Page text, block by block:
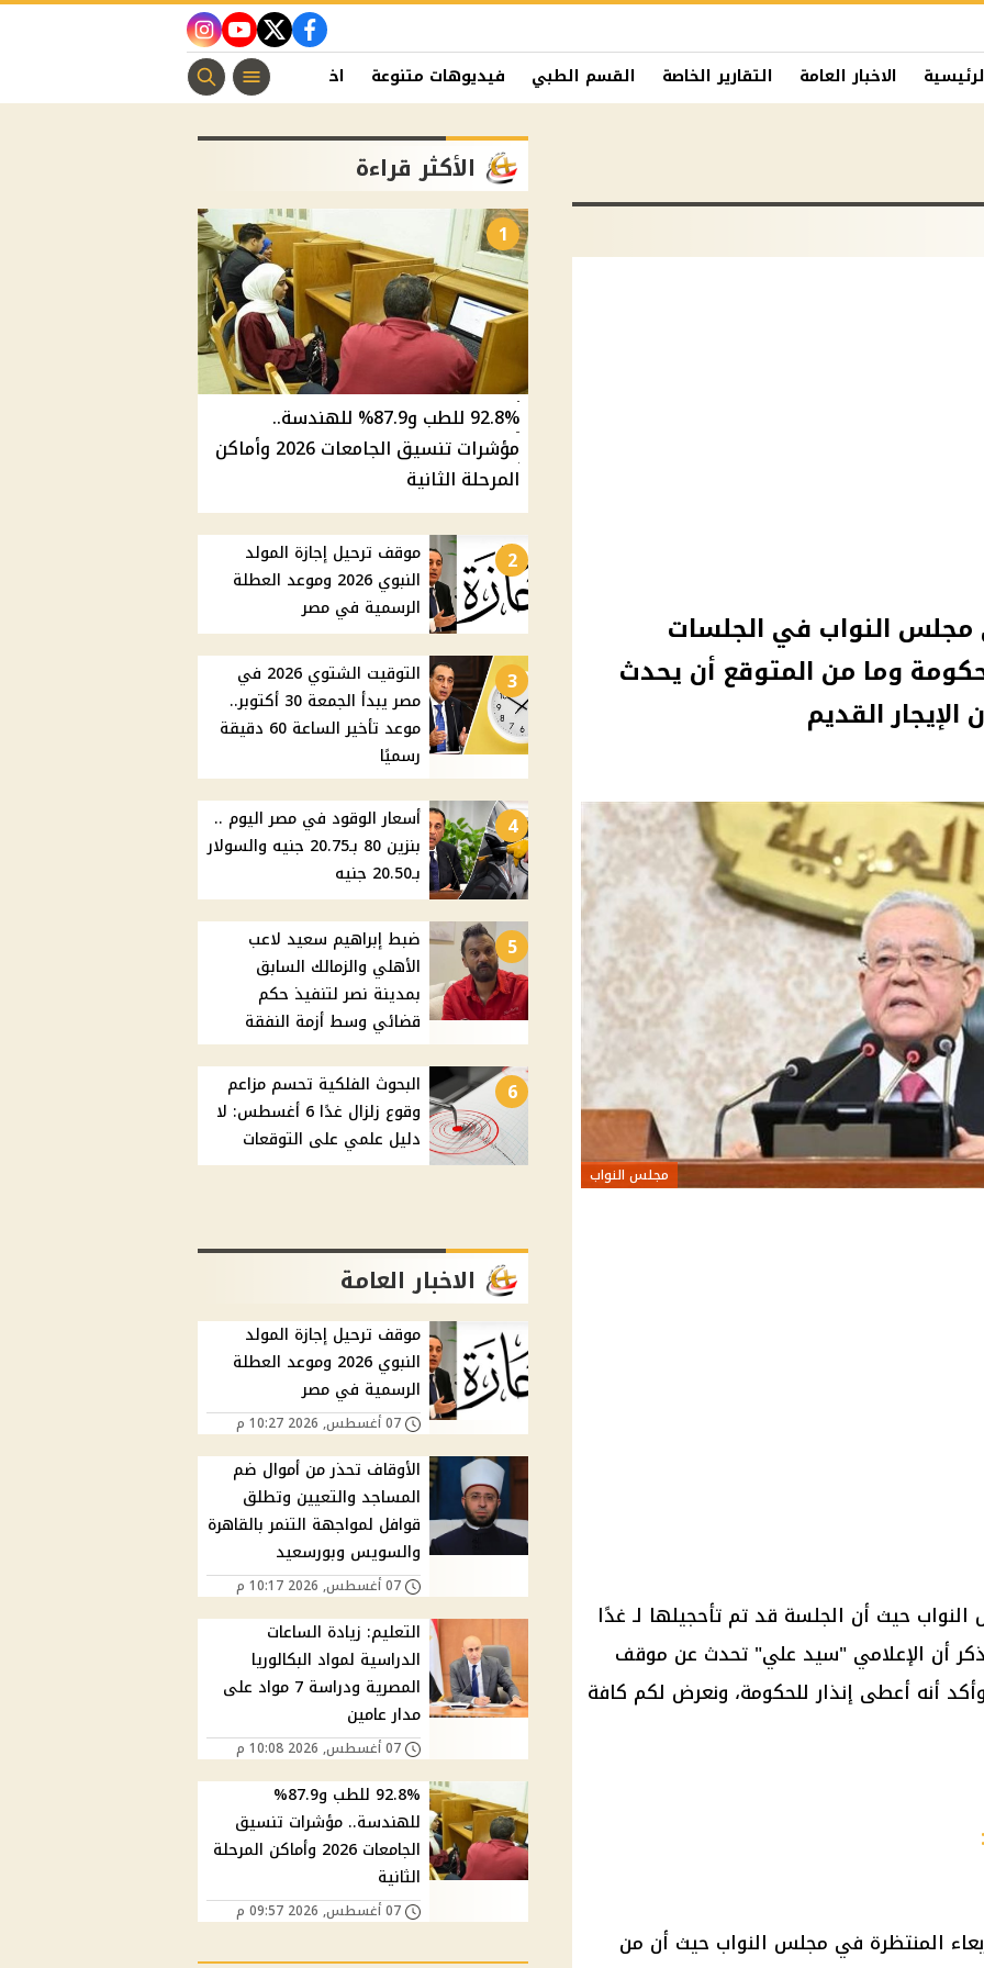
facebook
twitter
youtube
instagram
الاخبار العامة التقارير الخاصة القسم الطبي فيديوهات متنوعة اخبار الفن منوعات مسيحية
النواب في الجلسات
وما من المتوقع أن يحدث
القديم
مجلس النواب
حيث أن الجلسة قد تم تأحجيلها لـ غدًا
الموافق 2 يوليو 2025، ويذكر أن الإعلامي "سيد علي" تحدث عن موقف
أنه أعطى إنذار للحكومة، ونعرض لكم كافة
المنتظرة في مجلس النواب حيث أن من
الأكثر قراءة
1
92.8% للطب و87.9% للهندسة..
مؤشرات تنسيق الجامعات 2026 وأماكن
المرحلة الثانية
2
موقف ترحيل إجازة المولد
النبوي 2026 وموعد العطلة
الرسمية في مصر
3
التوقيت الشتوي 2026 في
مصر يبدأ الجمعة 30 أكتوبر..
موعد تأخير الساعة 60 دقيقة
رسميًا
4
أسعار الوقود في مصر اليوم ..
بنزين 80 بـ20.75 جنيه والسولار
بـ20.50 جنيه
5
ضبط إبراهيم سعيد لاعب
الأهلي والزمالك السابق
بمدينة نصر لتنفيذ حكم
قضائي وسط أزمة النفقة
6
البحوث الفلكية تحسم مزاعم
وقوع زلزال غدًا 6 أغسطس: لا
دليل علمي على التوقعات
الاخبار العامة
موقف ترحيل إجازة المولد
النبوي 2026 وموعد العطلة
الرسمية في مصر
07 أغسطس, 2026 10:27 م
الأوقاف تحذر من أموال ضم
المساجد والتعيين وتطلق
قوافل لمواجهة التنمر بالقاهرة
والسويس وبورسعيد
07 أغسطس, 2026 10:17 م
التعليم: زيادة الساعات
الدراسية لمواد البكالوريا
المصرية ودراسة 7 مواد على
مدار عامين
07 أغسطس, 2026 10:08 م
92.8% للطب و87.9%
للهندسة.. مؤشرات تنسيق
الجامعات 2026 وأماكن المرحلة
الثانية
07 أغسطس, 2026 09:57 م